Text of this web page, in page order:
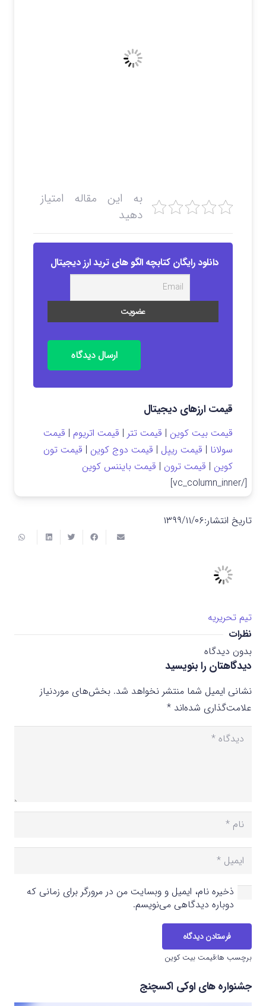
به این مقاله امتیاز
دهید
دانلود رایگان کتابچه الگو های ترید ارز دیجیتال
ارسال دیدگاه
قیمت ارزهای دیجیتال
قیمت بیت کوین | قیمت تتر | قیمت اتریوم | قیمت
سولانا | قیمت ریپل | قیمت دوج کوین | قیمت تون
کوین | قیمت ترون | قیمت بایننس کوین
[/vc_column_inner]
تاریخ انتشار:۱۳۹۹/۱۱/۰۶
تیم تحریریه
نظرات
بدون دیدگاه
دیدگاهتان را بنویسید
نشانی ایمیل شما منتشر نخواهد شد. بخش‌های موردنیاز
علامت‌گذاری شده‌اند *
ذخیره نام، ایمیل و وبسایت من در مرورگر برای زمانی که
دوباره دیدگاهی می‌نویسم.
فرستادن دیدگاه
برچسب ها:قیمت بیت کوین
جشنواره های اوکی اکسچنج